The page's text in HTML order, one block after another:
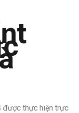
được thực hiện trực